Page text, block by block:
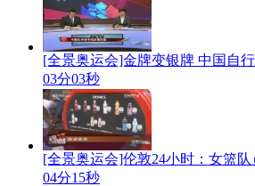
[全景奥运会]金牌变银牌 中国自
03分03秒
[全景奥运会]伦敦24小时：女篮
04分15秒